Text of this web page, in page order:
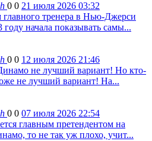
0 0 21 июля 2026 03:32
тренера в Нью-Джерси
году начала показывать самы...
0 0 12 июля 2026 21:46
не лучший вариант! Но кто-
не лучший вариант! На...
0 0 07 июля 2026 22:54
главным претендентом на
то не так уж плохо, учит...